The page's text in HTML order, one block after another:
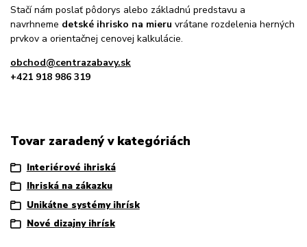
Stačí nám poslať pôdorys alebo základnú predstavu a
navrhneme detské ihrisko na mieru vrátane rozdelenia herných
prvkov a orientačnej cenovej kalkulácie.
obchod@centrazabavy.sk
+421 918 986 319
Tovar zaradený v kategóriách
Interiérové ihriská
Ihriská na zákazku
Unikátne systémy ihrísk
Nové dizajny ihrísk